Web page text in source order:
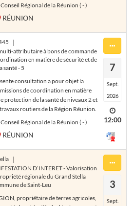
Conseil Régional de la Réunion ( - )
RÉUNION
|
attributaire à bons de commande
en matière de sécurité et de
santé - 5
consultation a pour objet la
de coordination en matière
protection de la santé de niveaux 2 et
routiers de la Région Réunion.
Conseil Régional de la Réunion ( - )
RÉUNION
7
Sept.
2026
12:00
|
D’INTERET - Valorisation
régionale du Grand Stella
de Saint-Leu
propriétaire de terres agricoles,
3
Sept.